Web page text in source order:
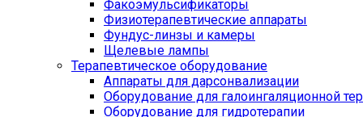
Факоэмульсификаторы
Физиотерапевтические аппараты
Фундус-линзы и камеры
Щелевые лампы
Терапевтическое оборудование
Аппараты для дарсонвализации
Оборудование для галоингаляционной
Оборудование для гидротерапии